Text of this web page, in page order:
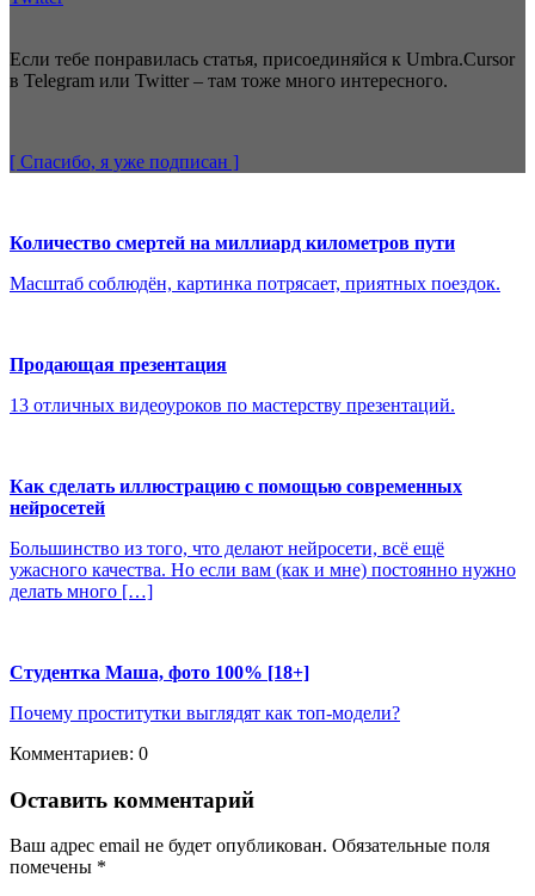
Если тебе понравилась статья, присоединяйся к Umbra.Cursor
в Telegram или Twitter – там тоже много интересного.
[ Спасибо, я уже подписан ]
Количество смертей на миллиард километров пути
Масштаб соблюдён, картинка потрясает, приятных поездок.
Продающая презентация
13 отличных видеоуроков по мастерству презентаций.
Как сделать иллюстрацию с помощью современных
нейросетей
Большинство из того, что делают нейросети, всё ещё
ужасного качества. Но если вам (как и мне) постоянно нужно
делать много […]
Студентка Маша, фото 100% [18+]
Почему проститутки выглядят как топ-модели?
Комментариев: 0
Оставить комментарий
Ваш адрес email не будет опубликован. Обязательные поля
помечены *